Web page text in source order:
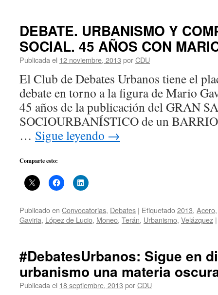
DEBATE. URBANISMO Y
SOCIAL. 45 AÑOS CON
Publicada el 12 noviembre, 2013 porCDU
El Club de Debates Urbanos tiene el
debate en torno a la figura de Mario
45 años de la publicación del GRAN
SOCIOURBANÍSTICO de un
… Sigue leyendo →
Comparte esto:
Publicado en Convocatorias, Debates | Etiquetado2013, Acero
Gaviria, López de Lucio, Moneo, Terán, Urbanismo, Velázquez |
#DebatesUrbanos: Sigue en
urbanismo una materia
Publicada el 18 septiembre, 2013 porCDU